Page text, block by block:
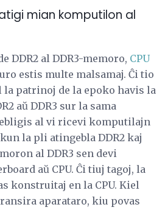
mian komputilon al
DDR2 al DDR3-memoro, CPU
estis multe malsamaj. Ĉi tio
patrinoj de la epoko havis la
aŭ DDR3 sur la sama
al vi ricevi komputilajn
la pli atingebla DDR2 kaj
al DDR3 sen devi
aŭ CPU. Ĉi tiuj tagoj, la
konstruitaj en la CPU. Kiel
aparataro, kiu povas